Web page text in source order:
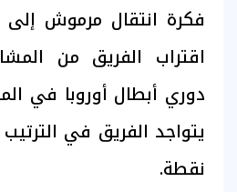
فكرة انتقال مرموش
اقتراب الفريق من
دوري أبطال أوروبا في
نقطة.